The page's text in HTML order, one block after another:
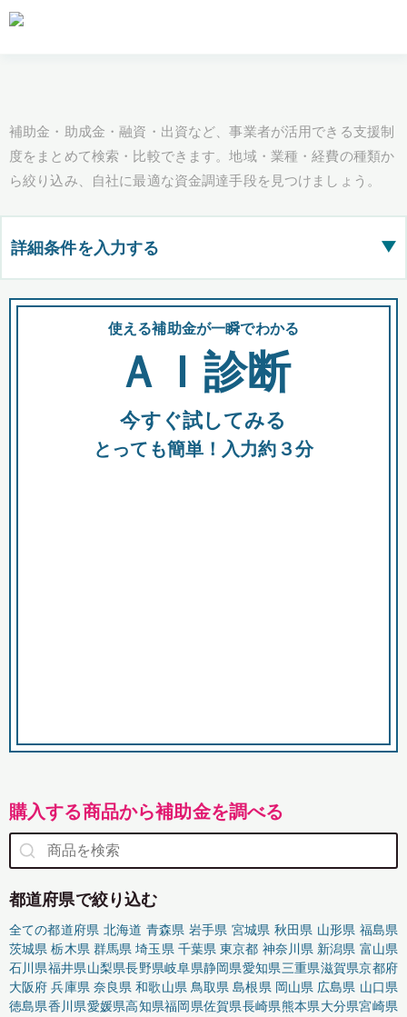
補助金・助成金・融資・出資など、事業者が活用できる支援制
度をまとめて検索・比較できます。地域・業種・経費の種類か
ら絞り込み、自社に最適な資金調達手段を見つけましょう。
詳細条件を入力する ▶
都道府県
全国の検索結果を含めて表示
助成金 融資 出資
使える補助金が一瞬でわかる
ＡＩ診断
今すぐ試してみる
とっても簡単！入力約３分
購入する商品から補助金を調べる
都道府県で絞り込む
全ての都道府県 北海道 青森県 岩手県 宮城県 秋田県 山形県 福島県
茨城県 栃木県 群馬県 埼玉県 千葉県 東京都 神奈川県 新潟県 富山県
石川県福井県山梨県長野県岐阜県静岡県愛知県三重県滋賀県京都府
大阪府 兵庫県 奈良県 和歌山県 鳥取県 島根県 岡山県 広島県 山口県
徳島県香川県愛媛県高知県福岡県佐賀県長崎県熊本県大分県宮崎県